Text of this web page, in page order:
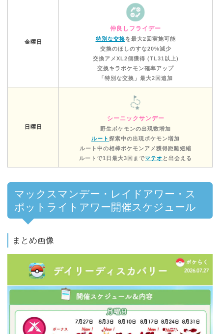
金曜日
仲良しフライデー
特別な交換を最大2回実施可能
交換のほしのすな20%減少
交換アメXL2個獲得 (TL31以上)
交換キラポケモン確率アップ
「特別な交換」最大2回追加
日曜日
シーニックサンデー
野生ポケモンの出現数増加
ルート 探索中の出現ポケモン増加
ルート中の相棒ポケモンアメ獲得距離短縮
ルートで1日最大3回までマテオ と出会える
マックスマンデー・レイドアワー・ス
ポットライトアワー開催スケジュール
まとめ画像